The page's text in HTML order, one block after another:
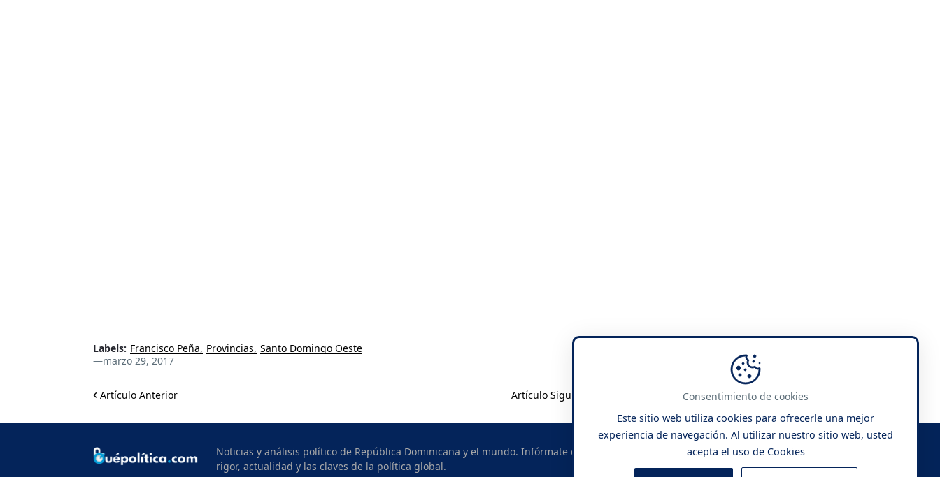
Labels: Francisco Peña Provincias Santo Domingo Oeste
—marzo 29, 2017
Artículo Anterior Artículo Siguiente
Noticias y análisis político de República Dominicana y el mundo. Infórmate con
rigor, actualidad y las claves de la política global.
Consentimiento de cookies
Este sitio web utiliza cookies para ofrecerle una mejor
experiencia de navegación. Al utilizar nuestro sitio web, usted
acepta el uso de Cookies